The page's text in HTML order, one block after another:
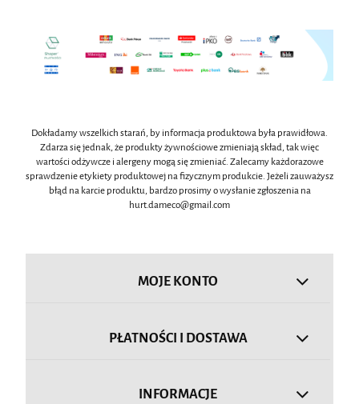
Dokładamy wszelkich starań, by informacja produktowa była prawidłowa.
Zdarza się jednak, że produkty żywnościowe zmieniają skład, tak więc
wartości odżywcze i alergeny mogą się zmieniać. Zalecamy każdorazowe
sprawdzenie etykiety produktowej na fizycznym produkcie. Jeżeli zauważysz
błąd na karcie produktu, bardzo prosimy o wysłanie zgłoszenia na
hurt.dameco@gmail.com
MOJE KONTO
PŁATNOŚCI I DOSTAWA
INFORMACJE